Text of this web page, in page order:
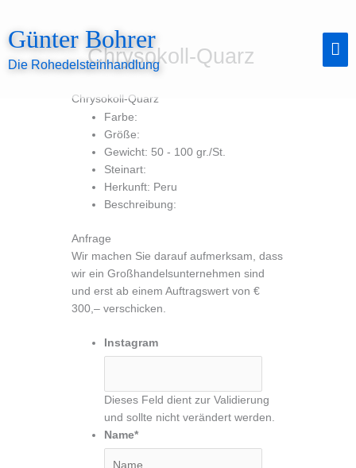
springen
Günter Bohrer
Die RohedelsteinhandlungChrysokoll-Quarz
Chrysokoll-Quarz
Farbe:
Größe:
Gewicht: 50 - 100 gr./St.
Steinart:
Herkunft: Peru
Beschreibung:
Anfrage
Wir machen Sie darauf aufmerksam, dass
wir ein Großhandelsunternehmen sind
und erst ab einem Auftragswert von €
300,– verschicken.
Instagram
Dieses Feld dient zur Validierung
und sollte nicht verändert werden.
Name*